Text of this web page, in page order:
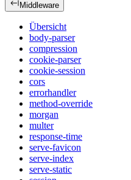
Middleware
Übersicht
body-parser
compression
cookie-parser
cookie-session
cors
errorhandler
method-override
morgan
multer
response-time
serve-favicon
serve-index
serve-static